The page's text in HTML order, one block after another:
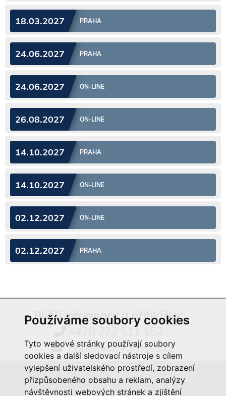
Používáme soubory cookies
Tyto webové stránky používají soubory
cookies a další sledovací nástroje s cílem
vylepšení uživatelského prostředí, zobrazení
přizpůsobeného obsahu a reklam, analýzy
návštěvnosti webových stránek a zjištění
18.03.2027 PRAHA
24.06.2027 PRAHA
24.06.2027 ON-LINE
26.08.2027 ON-LINE
14.10.2027 PRAHA
14.10.2027 ON-LINE
02.12.2027 ON-LINE
02.12.2027 PRAHA
Bližší informace a přihlášky:
+420 222 511 152
prihlaska@aliaves.cz